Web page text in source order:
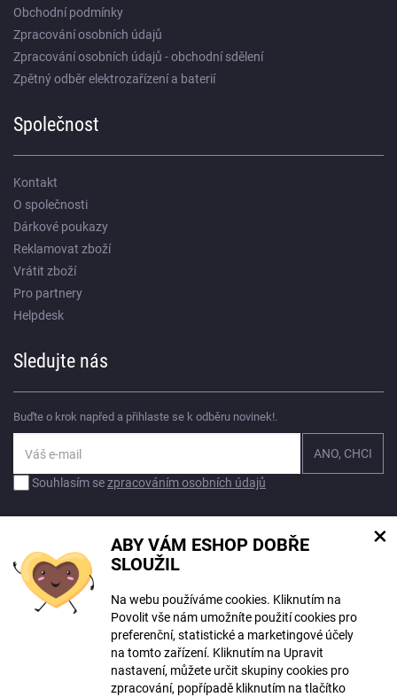
ABY VÁM ESHOP DOBŘE
SLOUŽIL
Na webu používáme cookies. Kliknutím na
Povolit vše nám umožníte použití cookies pro
preferenční, statistické a marketingové účely
na tomto zařízení. Kliknutím na Upravit
nastavení, můžete určit skupiny cookies pro
zpracování, popřípadě kliknutím na tlačítko
×
Obchodní podmínky
Zpracování osobních údajů
Zpracování osobních údajů - obchodní sdělení
Zpětný odběr elektrozařízení a baterií
Společnost
Kontakt
O společnosti
Dárkové poukazy
Reklamovat zboží
Vrátit zboží
Pro partnery
Helpdesk
Sledujte nás
Buďte o krok napřed a přihlaste se k odběru novinek!.
Souhlasím sezpracováním osobních údajů
© Copyright ECLIPSERA s.r.o.
Všechna práva vyhrazena
Slovenská verze
HU
RO